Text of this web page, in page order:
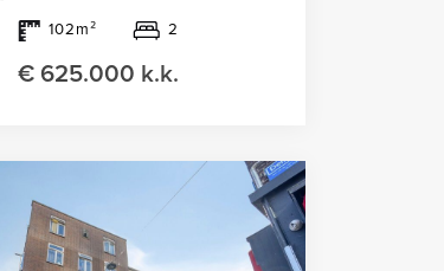
102m² 2
€ 625.000 k.k.